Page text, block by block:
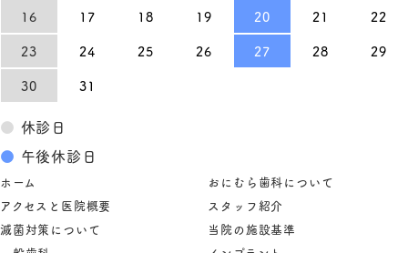
16
17 18 19 20 21
22
23
24 25 26 27 28
29
30
31
● 休診日
● 午後休診日
ホーム
おにむら歯科について
アクセスと医院概要
スタッフ紹介
滅菌対策について
当院の施設基準